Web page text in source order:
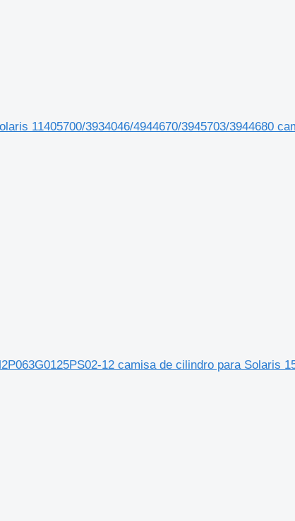
11405700/3934046/4944670/3945703/3944680
12 camisa de cilindro para Solaris